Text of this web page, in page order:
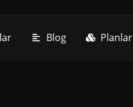
Blog Planlar